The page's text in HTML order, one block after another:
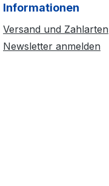
Informationen
Versand und Zahlarten
Newsletter anmelden